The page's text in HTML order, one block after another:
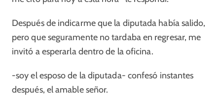
Después de indicarme que la diputada había salido,
pero que seguramente no tardaba en regresar, me
invitó a esperarla dentro de la oficina.
-soy el esposo de la diputada- confesó instantes
después, el amable señor.